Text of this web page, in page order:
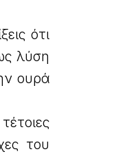
ότι
λύση
ουρά
του